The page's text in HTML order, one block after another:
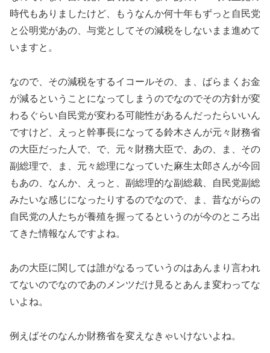
時代もありましたけど、もうなんか何十年もずっと自民党
と公明党があの、与党としてその減税をしないまま進めて
いますと。
なので、その減税をするイコールその、ま、ばらまくお金
が減るということになってしまうのでなのでその方針が変
わるぐらい自民党が変わる可能性があるんだったらいいん
ですけど、えっと幹事長になってる鈴木さんが元々財務省
の大臣だった人で、で、元々財務大臣で、あの、ま、その
副総理で、ま、元々総理になっていた麻生太郎さんが今回
もあの、なんか、えっと、副総理的な副総裁、自民党副総
みたいな感じになったりするのでなので、ま、昔ながらの
自民党の人たちが養殖を握ってるというのが今のところ出
てきた情報なんですよね。
あの大臣に関しては誰がなるっていうのはあんまり言われ
てないのでなのであのメンツだけ見るとあんま変わってな
いよね。
例えばそのなんか財務省を変えなきゃいけないよね。